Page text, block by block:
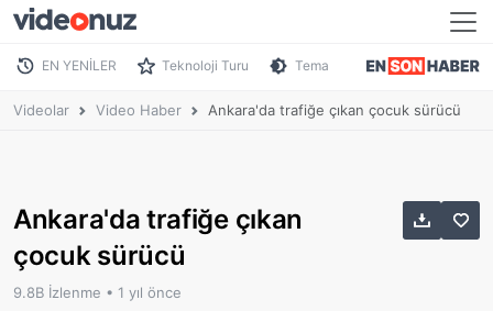
EN YENİLER Teknoloji Turu Tema
Videolar Video Haber Ankara'da trafiğe çıkan çocuk sürücü
Ankara'da trafiğe çıkan
çocuk sürücü
9.8B İzlenme • 1 yıl önce